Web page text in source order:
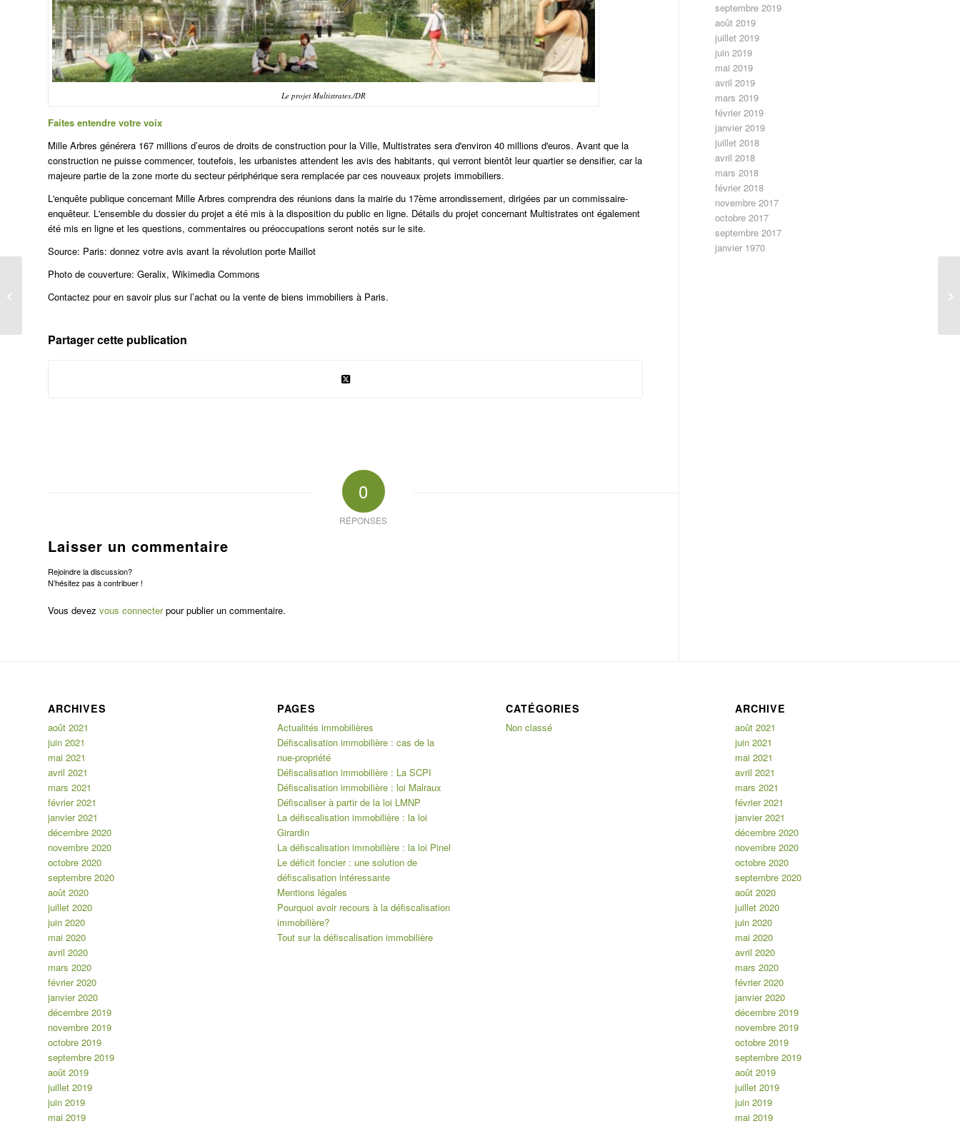
Le projet Multistrates./DR
Faites entendre votre voix
Mille Arbres générera 167 millions d’euros de droits de construction pour la Ville, Multistrates sera d'environ 40 millions d'euros. Avant que la
construction ne puisse commencer, toutefois, les urbanistes attendent les avis des habitants, qui verront bientôt leur quartier se densifier, car la
majeure partie de la zone morte du secteur périphérique sera remplacée par ces nouveaux projets immobiliers.
L'enquête publique concernant Mille Arbres comprendra des réunions dans la mairie du 17ème arrondissement, dirigées par un commissaire-
enquêteur. L'ensemble du dossier du projet a été mis à la disposition du public en ligne. Détails du projet concernant Multistrates ont également
été mis en ligne et les questions, commentaires ou préoccupations seront notés sur le site.
Source: Paris: donnez votre avis avant la révolution porte Maillot
Photo de couverture: Geralix, Wikimedia Commons
Contactez pour en savoir plus sur l’achat ou la vente de biens immobiliers à Paris.
Partager cette publication
0
RÉPONSES
Laisser un commentaire
Rejoindre la discussion?
N’hésitez pas à contribuer !
Vous devez vous connecterpour publier un commentaire.
septembre 2019
août 2019
juillet 2019
juin 2019
mai 2019
avril 2019
mars 2019
février 2019
janvier 2019
juillet 2018
avril 2018
mars 2018
février 2018
novembre 2017
octobre 2017
septembre 2017
janvier 1970
ARCHIVES
août 2021
juin 2021
mai 2021
avril 2021
mars 2021
février 2021
janvier 2021
décembre 2020
novembre 2020
octobre 2020
septembre 2020
août 2020
juillet 2020
juin 2020
mai 2020
avril 2020
mars 2020
février 2020
janvier 2020
décembre 2019
novembre 2019
octobre 2019
septembre 2019
août 2019
juillet 2019
juin 2019
mai 2019
PAGES
Actualités immobilières
Défiscalisation immobilière : cas de la
nue-propriété
Défiscalisation immobilière : La SCPI
Défiscalisation immobilière : loi Malraux
Défiscaliser à partir de la loi LMNP
La défiscalisation immobilière : la loi
Girardin
La défiscalisation immobilière : la loi Pinel
Le déficit foncier : une solution de
défiscalisation intéressante
Mentions légales
Pourquoi avoir recours à la défiscalisation
immobilière?
Tout sur la défiscalisation immobilière
CATÉGORIES
Non classé
ARCHIVE
août 2021
juin 2021
mai 2021
avril 2021
mars 2021
février 2021
janvier 2021
décembre 2020
novembre 2020
octobre 2020
septembre 2020
août 2020
juillet 2020
juin 2020
mai 2020
avril 2020
mars 2020
février 2020
janvier 2020
décembre 2019
novembre 2019
octobre 2019
septembre 2019
août 2019
juillet 2019
juin 2019
mai 2019
de Paris –